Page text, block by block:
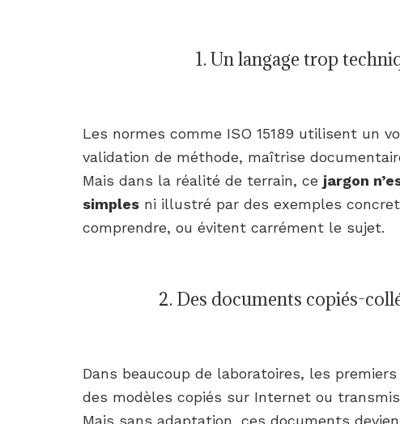
1. Un langage trop
Les normes comme ISO 15189 utilisent un
validation de méthode, maîtrise
Mais dans la réalité de terrain, ce jargon
simples ni illustré par des exemples
comprendre, ou évitent carrément le sujet.
2. Des documents copiés-
Dans beaucoup de laboratoires, les
des modèles copiés sur Internet ou
Mais sans adaptation, ces documents